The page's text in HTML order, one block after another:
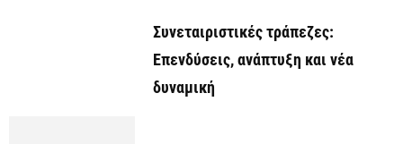
Συνεταιριστικές τράπεζες:
Επενδύσεις, ανάπτυξη και νέα
δυναμική